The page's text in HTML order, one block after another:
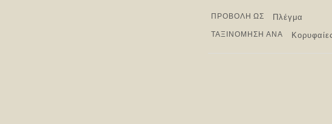
ΠΡΟΒΟΛΉ ΩΣ
ΤΑΞΙΝΌΜΗΣΗ ΑΝΆ